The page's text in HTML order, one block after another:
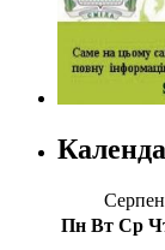
Пн Вт Ср